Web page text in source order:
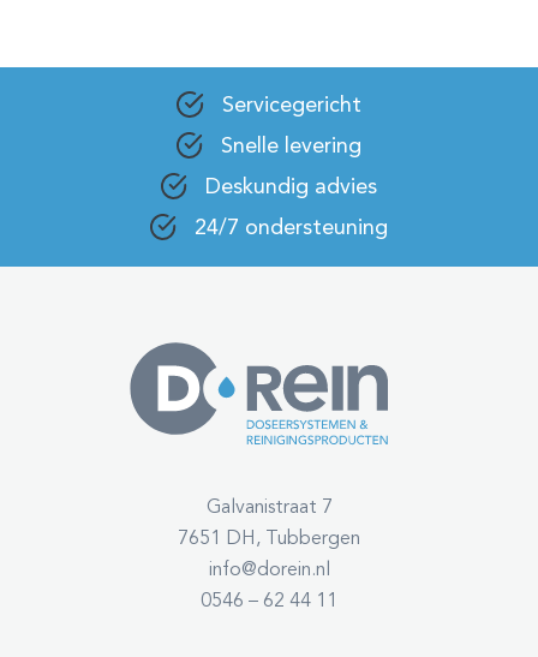
Servicegericht
Snelle levering
Deskundig advies
24/7 ondersteuning
Galvanistraat 7
7651 DH, Tubbergen
info@dorein.nl
0546 – 62 44 11